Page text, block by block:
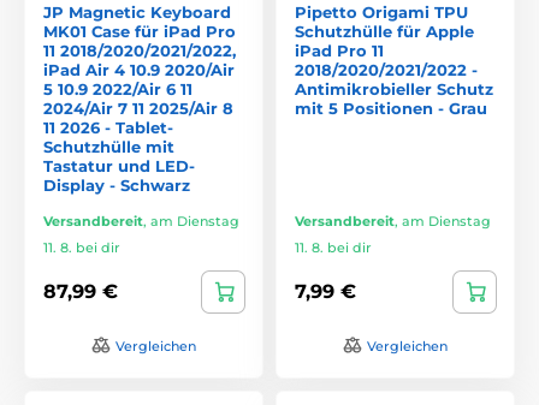
JP Magnetic Keyboard
MK01 Case für iPad Pro
11 2018/2020/2021/2022,
iPad Air 4 10.9 2020/Air
5 10.9 2022/Air 6 11
2024/Air 7 11 2025/Air 8
11 2026 - Tablet-
Schutzhülle mit
Tastatur und LED-
Display - Schwarz
Versandbereit, am Dienstag
11. 8. bei dir
87,99 €
Vergleichen
Pipetto Origami TPU
Schutzhülle für Apple
iPad Pro 11
2018/2020/2021/2022 -
Antimikrobieller Schutz
mit 5 Positionen - Grau
Versandbereit, am Dienstag
11. 8. bei dir
7,99 €
Vergleichen